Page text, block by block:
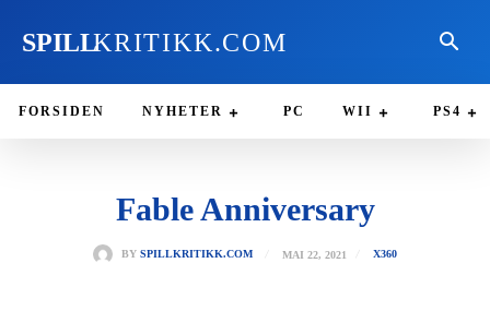
SPILLKRITIKK.COM
FORSIDEN NYHETER PC WII PS4
Fable Anniversary
BY SPILLKRITIKK.COM MAI 22, 2021 X360